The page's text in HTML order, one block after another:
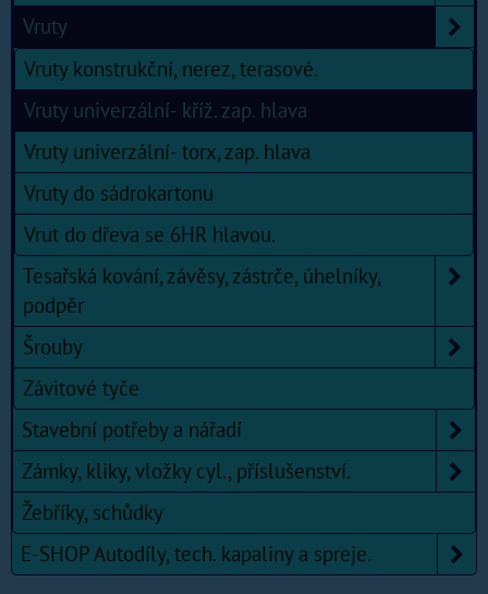
Vruty
Vruty konstrukční, nerez, terasové.
Vruty univerzální- kříž. zap. hlava
Vruty univerzální- torx, zap. hlava
Vruty do sádrokartonu
Vrut do dřeva se 6HR hlavou.
Tesařská kování, závěsy, zástrče, úhelníky,
podpěr
Šrouby
Závitové tyče
Stavební potřeby a nářadí
Zámky, kliky, vložky cyl., příslušenství.
Žebříky, schůdky
E-SHOP Autodíly, tech. kapaliny a spreje.